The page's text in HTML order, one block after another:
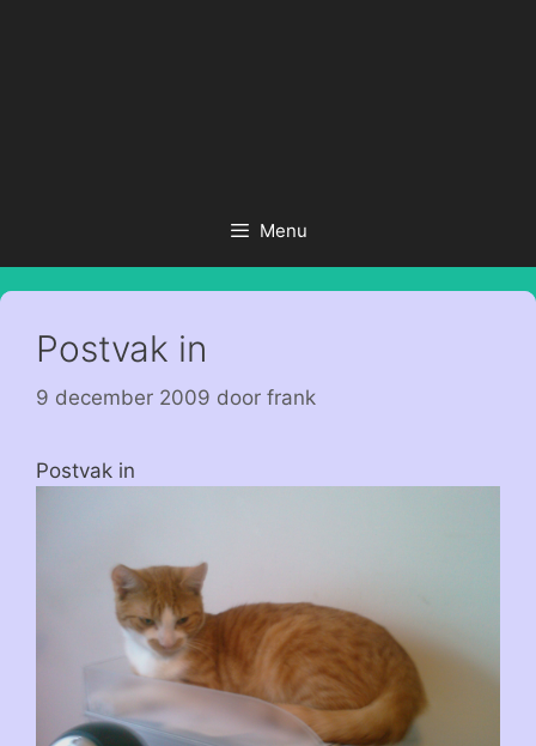
Menu
Postvak in
9 december 2009 door frank
Postvak in